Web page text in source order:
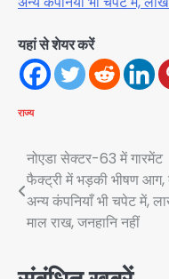
यहां से शेयर करें
राज्य
Post
navigation
नोएडा सेक्टर-63 में गारमेंट
फैक्ट्री में भड़की भीषण आग,
अन्य कंपनियाँ भी चपेट में,
माल राख, जनहानि नहीं